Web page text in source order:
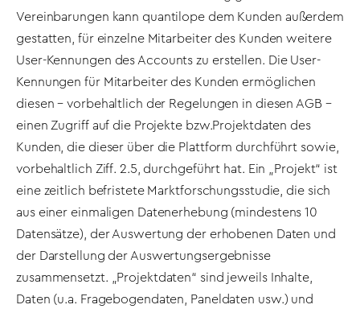
Vereinbarungen kann quantilope dem Kunden außerdem
gestatten, für einzelne Mitarbeiter des Kunden weitere
User-Kennungen des Accounts zu erstellen. Die User-
Kennungen für Mitarbeiter des Kunden ermöglichen
diesen – vorbehaltlich der Regelungen in diesen AGB –
einen Zugriff auf die Projekte bzw.Projektdaten des
Kunden, die dieser über die Plattform durchführt sowie,
vorbehaltlich Ziff. 2.5, durchgeführt hat. Ein „Projekt“ ist
eine zeitlich befristete Marktforschungsstudie, die sich
aus einer einmaligen Datenerhebung (mindestens 10
Datensätze), der Auswertung der erhobenen Daten und
der Darstellung der Auswertungsergebnisse
zusammensetzt. „Projektdaten“ sind jeweils Inhalte,
Daten (u.a. Fragebogendaten, Paneldaten usw.) und